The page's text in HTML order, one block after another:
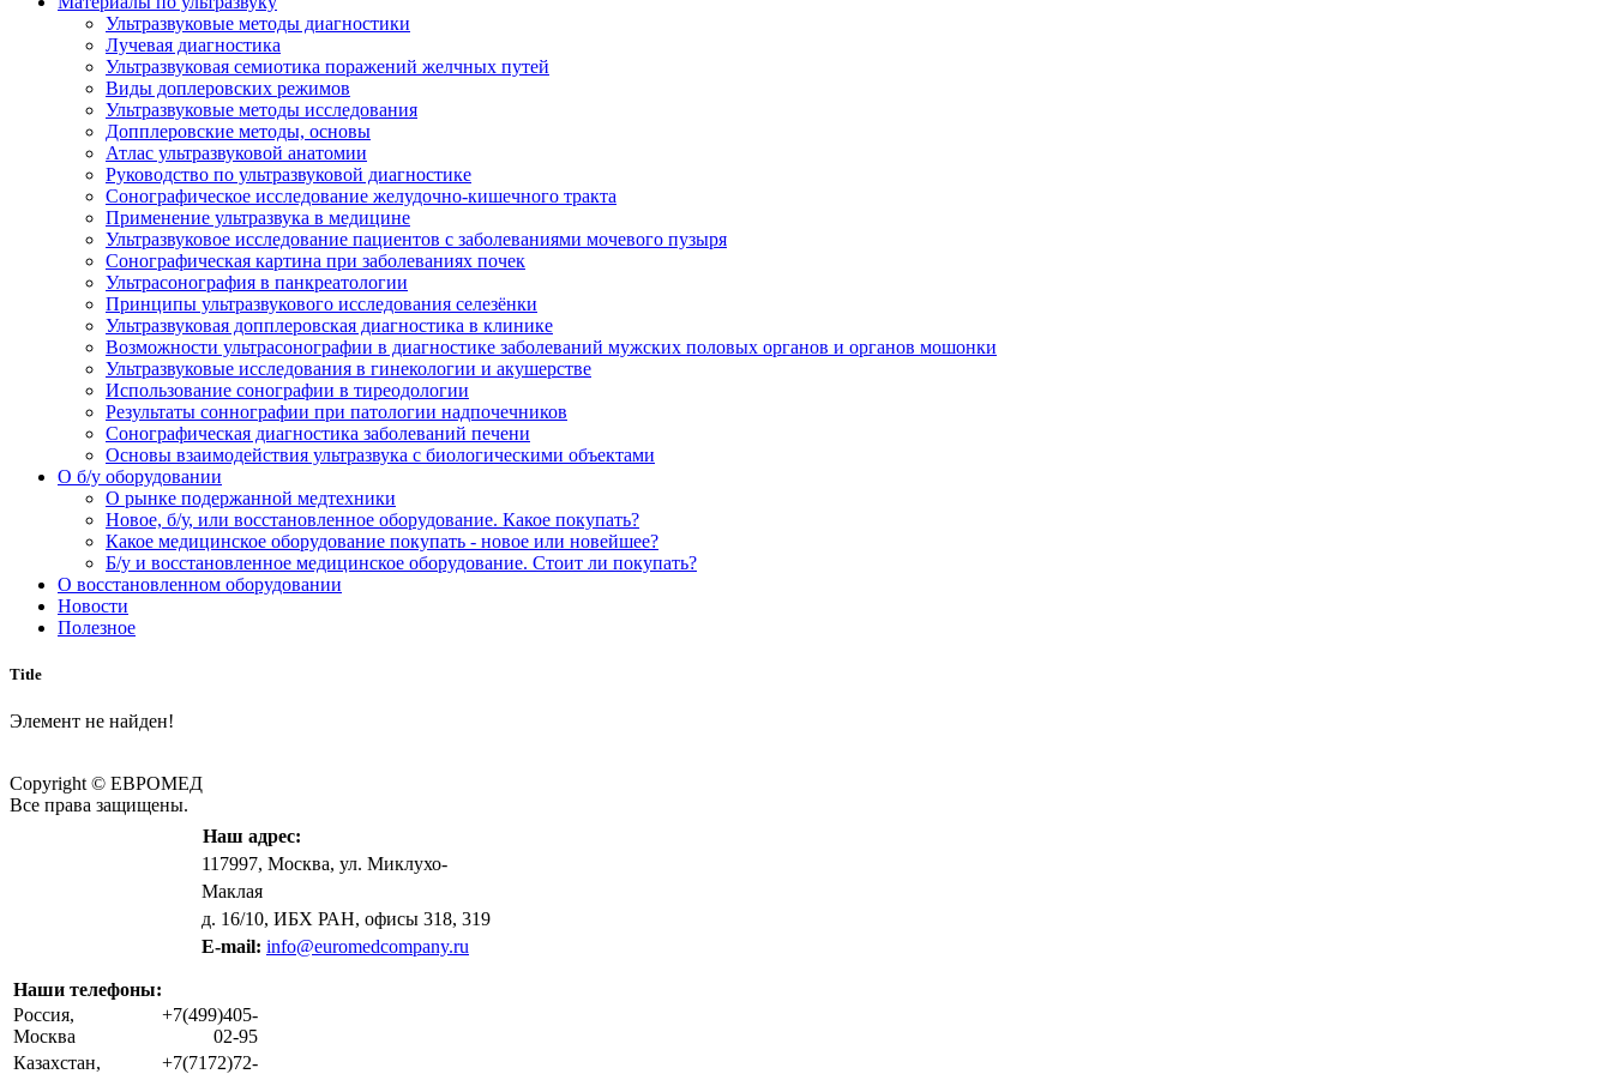
Ультразвуковые методы диагностики
Лучевая диагностика
Ультразвуковая семиотика поражений желчных путей
Виды доплеровских режимов
Ультразвуковые методы исследования
Допплеровские методы, основы
Атлас ультразвуковой анатомии
Руководство по ультразвуковой диагностике
Сонографическое исследование желудочно-кишечного тракта
Применение ультразвука в медицине
Ультразвуковое исследование пациентов с заболеваниями мочевого пузыря
Сонографическая картина при заболеваниях почек
Ультрасонография в панкреатологии
Принципы ультразвукового исследования селезёнки
Ультразвуковая допплеровская диагностика в клинике
Возможности ультрасонографии в диагностике заболеваний мужских половых органов и органов мошонки
Ультразвуковые исследования в гинекологии и акушерстве
Использование сонографии в тиреодологии
Результаты соннографии при патологии надпочечников
Сонографическая диагностика заболеваний печени
Основы взаимодействия ультразвука с биологическими объектами
O б/у оборудовании
О рынке подержанной медтехники
Новое, б/у, или восстановленное оборудование. Какое покупать?
Какое медицинское оборудование покупать - новое или новейшее?
Б/у и восстановленное медицинское оборудование. Стоит ли покупать?
О восстановленном оборудовании
Новости
Полезное
Title
Элемент не найден!
Copyright © ЕВРОМЕД
Все права защищены.
Наш адрес:
117997, Москва, ул. Миклухо-
Маклая
д. 16/10, ИБХ РАН, офисы 318, 319
E-mail: info@euromedcompany.ru
Наши телефоны:
Россия,
Москва
+7(499)405-
02-95
Казахстан,
+7(7172)72-